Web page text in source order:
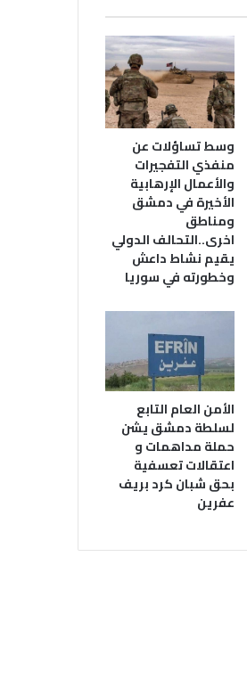
وسط تساؤلات عن
منفذي التفجيرات
والأعمال الإرهابية
الأخيرة في دمشق
ومناطق
اخرى..التحالف الدولي
يقيم نشاط داعش
وخطورته في سوريا
الأمن العام التابع
لسلطة دمشق يشن
حملة مداهمات و
اعتقالات تعسفية
بحق شبان كرد بريف
عفرين